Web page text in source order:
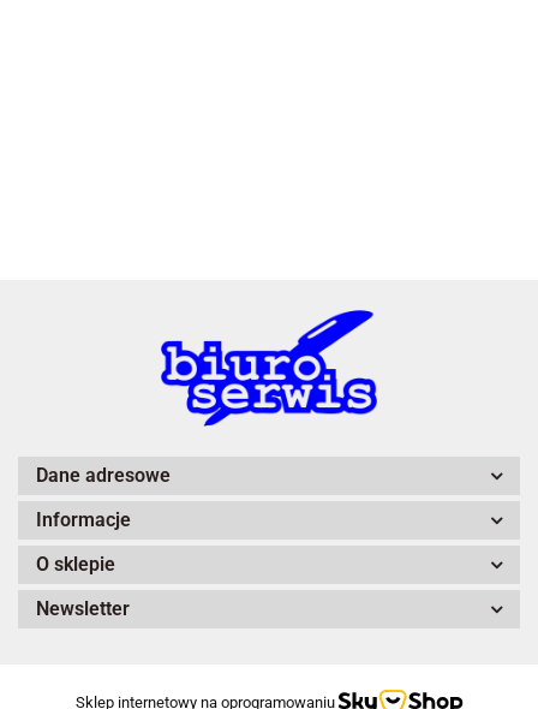
A4 Tech
Dane adresowe
Informacje
O sklepie
Newsletter
Sklep internetowy na oprogramowaniu